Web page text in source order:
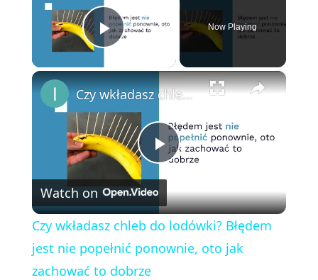
Play Video
Now Playing
×
P
l
a
Czy wkładasz chleb do lodówki? Błędem jest nie popełnić ponownie, oto jak zachować to dobrze
Watch on
Czy wkładasz chleb do lodówki? Błędem
jest nie popełnić ponownie, oto jak
zachować to dobrze